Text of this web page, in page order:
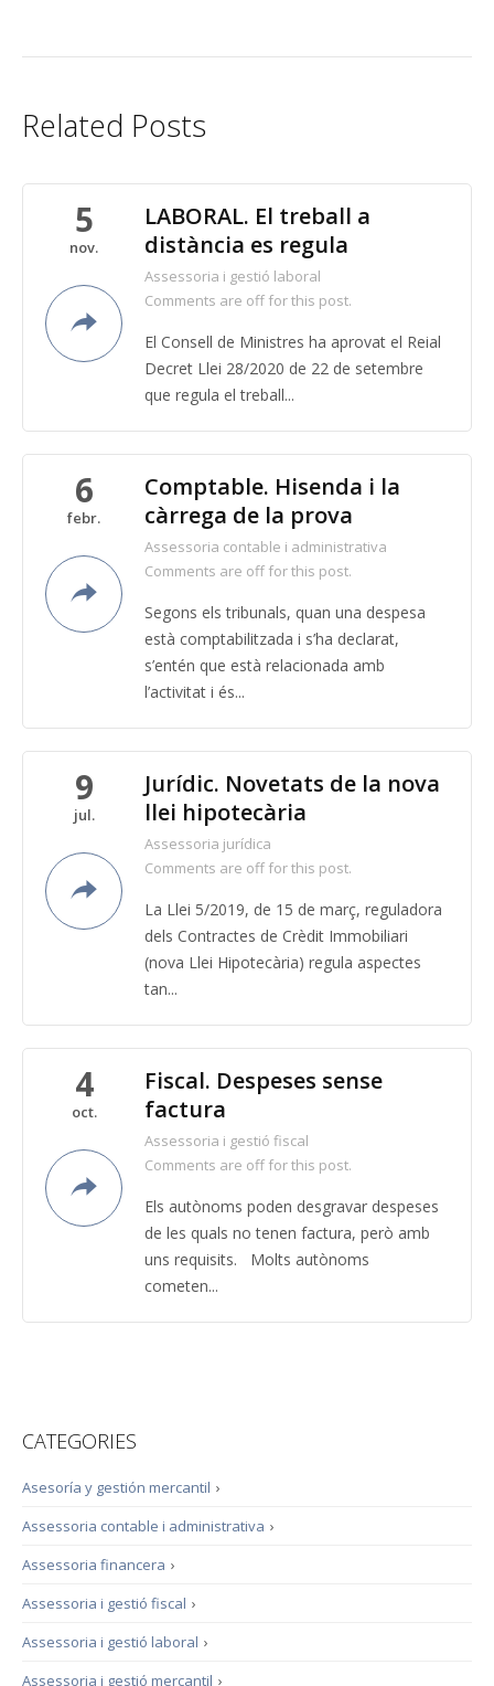
Related Posts
5
nov.
LABORAL. El treball a
distància es regula
Assessoria i gestió laboral
Comments are off for this post.
El Consell de Ministres ha aprovat el Reial
Decret Llei 28/2020 de 22 de setembre
que regula el treball...
6
febr.
Comptable. Hisenda i la
càrrega de la prova
Assessoria contable i administrativa
Comments are off for this post.
Segons els tribunals, quan una despesa
està comptabilitzada i s’ha declarat,
s’entén que està relacionada amb
l’activitat i és...
9
jul.
Jurídic. Novetats de la nova
llei hipotecària
Assessoria jurídica
Comments are off for this post.
La Llei 5/2019, de 15 de març, reguladora
dels Contractes de Crèdit Immobiliari
(nova Llei Hipotecària) regula aspectes
tan...
4
oct.
Fiscal. Despeses sense
factura
Assessoria i gestió fiscal
Comments are off for this post.
Els autònoms poden desgravar despeses
de les quals no tenen factura, però amb
uns requisits. Molts autònoms
cometen...
CATEGORIES
›
Asesoría y gestión mercantil
›
Assessoria contable i administrativa
›
Assessoria financera
›
Assessoria i gestió fiscal
›
Assessoria i gestió laboral
›
Assessoria i gestió mercantil